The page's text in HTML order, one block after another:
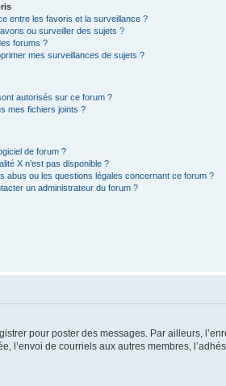
entre les favoris et la surveillance ?
ou surveiller des sujets ?
forums ?
mes surveillances de sujets ?
autorisés sur ce forum ?
mes fichiers joints ?
de forum ?
X n’est pas disponible ?
abus ou les questions légales concernant ce forum ?
un administrateur du forum ?
pour poster des messages. Par ailleurs,
de courriels aux autres membres,